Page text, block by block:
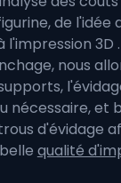
de l'idée
l'impression 3D
nous
nécessaire, et
d'évidage
qualité